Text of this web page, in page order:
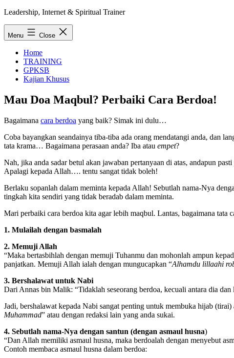
Skip
Leadership, Internet & Spiritual Trainer
Menu Close
Home
TRAINING
GPKSB
Kajian Khusus
Mau Doa Maqbul? Perbaiki Cara Berdoa!
Bagaimana cara berdoa yang baik? Simak ini dulu…
Coba bayangkan seandainya tiba-tiba ada orang mendatangi anda, dan
tata krama… Bagaimana perasaan anda? Iba atau empet?
Nah, jika anda sadar betul akan jawaban pertanyaan di atas, andapun
Apalagi kepada Allah…. tentu sangat tidak boleh!
Berlaku sopanlah dalam meminta kepada Allah! Sebutlah nama-Nya
tingkah kita sendiri yang tidak beradab dalam meminta.
Mari perbaiki cara berdoa kita agar lebih maqbul. Lantas, bagaimana
1. Mulailah dengan basmalah
2. Memuji Allah
“Maka bertasbihlah dengan memuji Tuhanmu dan mohonlah ampun
panjatkan. Memuji Allah ialah dengan mungucapkan “Alhamdu lillaahi
3. Bershalawat untuk Nabi
Dari Annas bin Malik: “Tidaklah seseorang berdoa, kecuali antara dia
Jadi, bershalawat kepada Nabi sangat penting untuk membuka hijab
Muhammad” atau dengan redaksi lain yang anda sukai.
4. Sebutlah nama-Nya dengan santun (dengan asmaul husna)
“Dan Allah memiliki asmaul husna, maka berdoalah dengan menyebut
Contoh membaca asmaul husna dalam berdoa: